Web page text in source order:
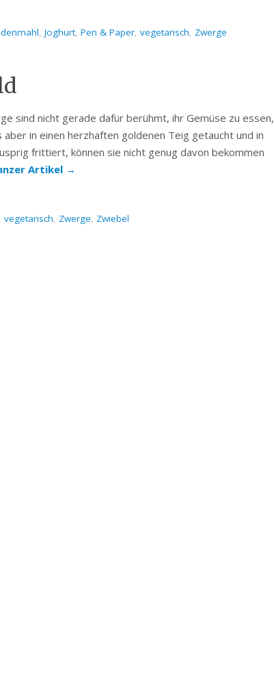
, Joghurt, Pen & Paper, vegetarisch, Zwerge
sind nicht gerade dafür berühmt, ihr Gemüse zu essen,
aber in einen herzhaften goldenen Teig getaucht und in
frittiert, können sie nicht genug davon bekommen
Artikel →
, vegetarisch, Zwerge, Zwiebel